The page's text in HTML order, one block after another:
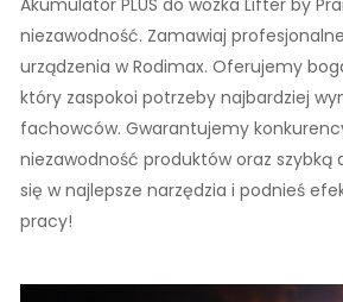
niezawodność. Zamawiaj
urządzenia w Rodimax. Oferujemy
który zaspokoi potrzeby najbardziej
fachowców. Gwarantujemy
niezawodność produktów oraz szybką
się w najlepsze narzędzia i podnieś
pracy!